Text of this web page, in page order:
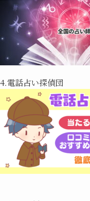
4.電話占い探偵団